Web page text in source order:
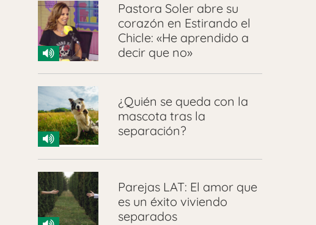
Pastora Soler abre su
corazón en Estirando el
Chicle: «He aprendido a
decir que no»
¿Quién se queda con la
mascota tras la
separación?
Parejas LAT: El amor que
es un éxito viviendo
separados